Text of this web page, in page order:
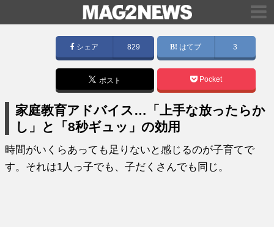
シェア 829 はてブ 3
ポスト Pocket
家庭教育アドバイス…「上手な放ったらか
し」と「8秒ギュッ」の効用
時間がいくらあっても足りないと感じるのが子育てで
す。それは1人っ子でも、子だくさんでも同じ。